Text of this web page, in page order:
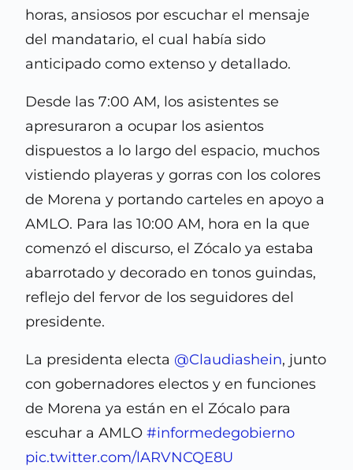
horas, ansiosos por escuchar el mensaje
del mandatario, el cual había sido
anticipado como extenso y detallado.
Desde las 7:00 AM, los asistentes se
apresuraron a ocupar los asientos
dispuestos a lo largo del espacio, muchos
vistiendo playeras y gorras con los colores
de Morena y portando carteles en apoyo a
AMLO. Para las 10:00 AM, hora en la que
comenzó el discurso, el Zócalo ya estaba
abarrotado y decorado en tonos guindas,
reflejo del fervor de los seguidores del
presidente.
La presidenta electa @Claudiashein, junto
con gobernadores electos y en funciones
de Morena ya están en el Zócalo para
escuhar a AMLO#informedegobierno
pic.twitter.com/lARVNCQE8U